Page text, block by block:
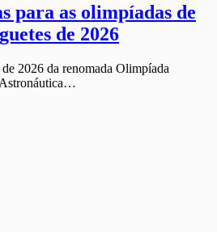
para as olimpíadas de
de 2026
2026 da renomada Olimpíada